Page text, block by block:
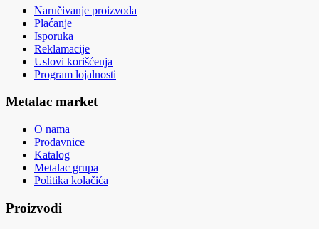
Naručivanje proizvoda
Plaćanje
Isporuka
Reklamacije
Uslovi korišćenja
Program lojalnosti
Metalac market
O nama
Prodavnice
Katalog
Metalac grupa
Politika kolačića
Proizvodi